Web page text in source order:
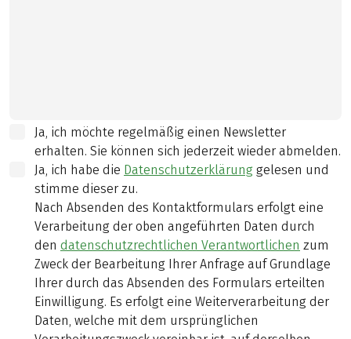
Ja, ich möchte regelmäßig einen Newsletter
erhalten. Sie können sich jederzeit wieder abmelden.
Ja, ich habe die Datenschutzerklärung gelesen und
stimme dieser zu.
Nach Absenden des Kontaktformulars erfolgt eine
Verarbeitung der oben angeführten Daten durch
den datenschutzrechtlichen Verantwortlichen zum
Zweck der Bearbeitung Ihrer Anfrage auf Grundlage
Ihrer durch das Absenden des Formulars erteilten
Einwilligung. Es erfolgt eine Weiterverarbeitung der
Daten, welche mit dem ursprünglichen